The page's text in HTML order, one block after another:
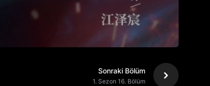
Sonraki Bölüm
1. Sezon 16. Bölüm